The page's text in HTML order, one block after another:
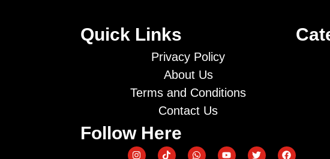
Quick Links
Privacy Policy
About Us
Terms and Conditions
Contact Us
Follow Here